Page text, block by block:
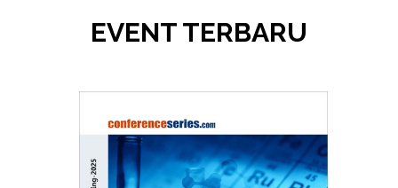
EVENT TERBARU